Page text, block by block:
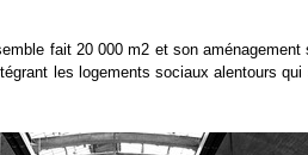
fait 20 000 m2 et son
les logements sociaux alentours